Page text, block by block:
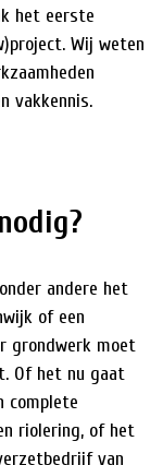
het eerste
Wij weten
vakkennis.
andere het
of een
grondwerk moet
Of het nu gaat
complete
riolering, of het
van